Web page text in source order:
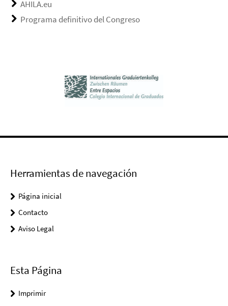
AHILA.eu
Programa definitivo del Congreso
Herramientas de navegación
Página inicial
Contacto
Aviso Legal
Esta Página
Imprimir